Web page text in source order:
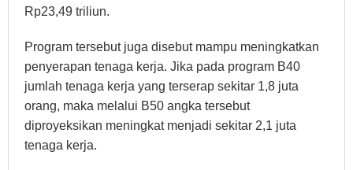
Rp23,49 triliun.
Program tersebut juga disebut mampu meningkatkan
penyerapan tenaga kerja. Jika pada program B40
jumlah tenaga kerja yang terserap sekitar 1,8 juta
orang, maka melalui B50 angka tersebut
diproyeksikan meningkat menjadi sekitar 2,1 juta
tenaga kerja.